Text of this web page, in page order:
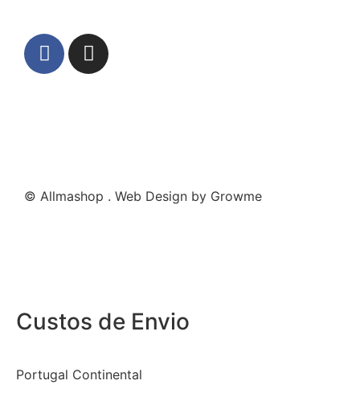
© Allmashop . Web Design by Growme
Custos de Envio
Portugal Continental